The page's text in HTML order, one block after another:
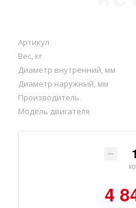
Артикул
Вес, кг
Диаметр внутренний, мм
Диаметр наружный, мм
Производитель
Модель двигателя
4